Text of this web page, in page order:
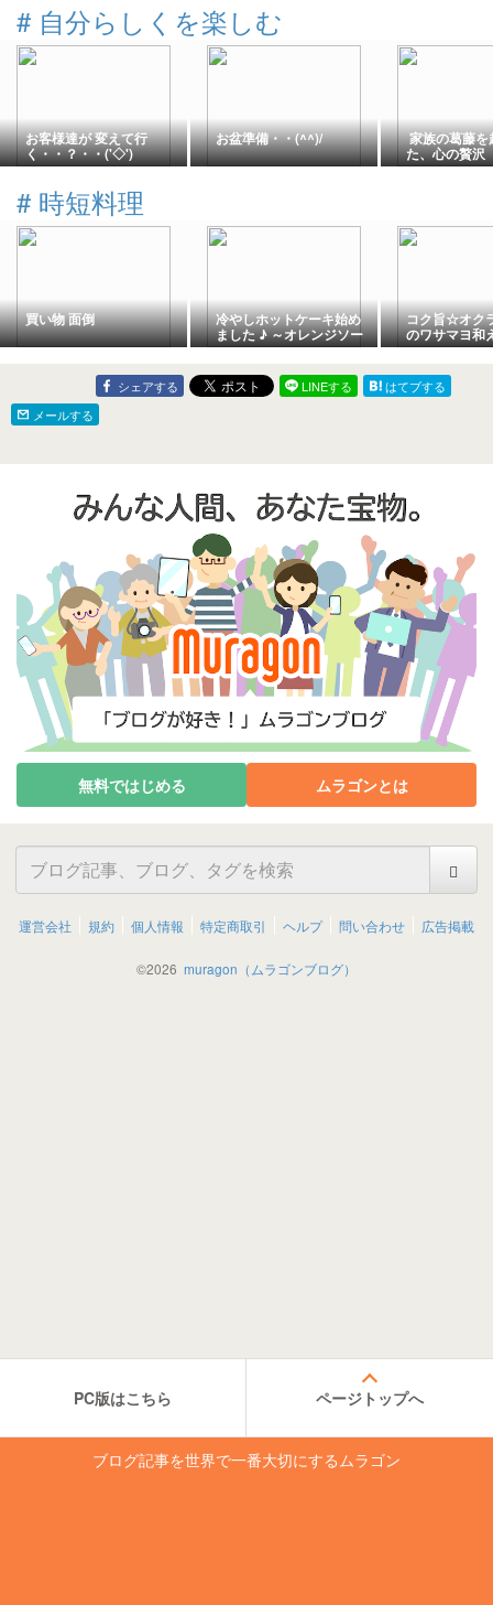
# 自分らしくを楽しむ
お客様達が 変えて行
く・・？・・('◇')ゞ
お盆準備・・(^^)/ 家族の葛藤を
た、心の贅沢
# 時短料理
買い物 面倒 冷やしホットケーキ始め
ました ♪ ～オレンジソー
スがけ～ (レシピ)
コク旨☆オク
のワサマヨ和
シェアする LINEする
はてブする
メールする
無料ではじめる ムラゴンとは
運営会社 規約 個人情報 特定商取引 ヘルプ 問い合わせ 広告掲載
©2026 muragon（ムラゴンブログ）
PC版はこちら ページトップへ
ブログ記事を世界で一番大切にするムラゴン